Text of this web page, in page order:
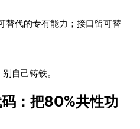
替代的专有能力；接口留可替
自己铸铁。
：把80%共性功